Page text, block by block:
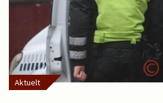
Aktuelt